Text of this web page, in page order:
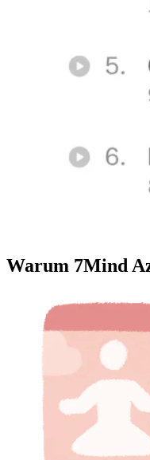
Warum 7Mind